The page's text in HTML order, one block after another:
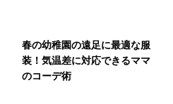
春の幼稚園の遠足に最適な服
装！気温差に対応できるママ
のコーデ術